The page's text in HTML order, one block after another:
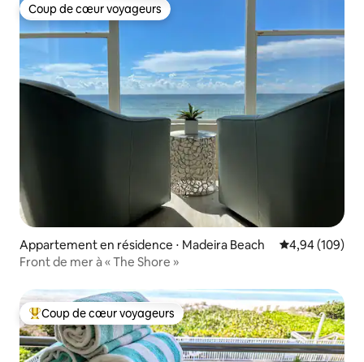
Coup de cœur voyageurs
Coup de cœur voyageurs
Appartement en résidence ⋅ Madeira Beach Évaluation
4,94 (109)
Front de mer à « The Shore »
Coups de cœur voyageurs les plus appréciés
Coup de cœur voyageurs